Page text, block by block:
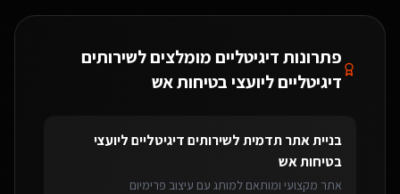
פתרונות דיגיטליים מומלצים לשירותים
דיגיטליים ליועצי בטיחות אש
בניית אתר תדמיתלשירותים דיגיטליים ליועצי
בטיחות אש
אתר מקצועי ומותאם למותג עם עיצוב פרימיום